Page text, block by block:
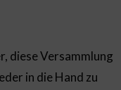
diese Versammlung
in die Hand zu